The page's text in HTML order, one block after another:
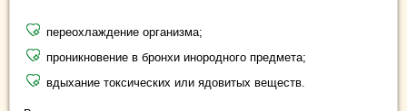
переохлаждение организма;
проникновение в бронхи инородного предмета;
вдыхание токсических или ядовитых веществ.